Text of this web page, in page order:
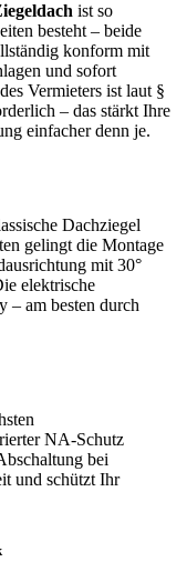
ist so
besteht – beide
konform mit
und sofort
Vermieters ist laut §
– das stärkt Ihre
einfacher denn je.
Dachziegel
gelingt die Montage
mit 30°
elektrische
– am besten durch
NA-Schutz
bei
und schützt Ihr